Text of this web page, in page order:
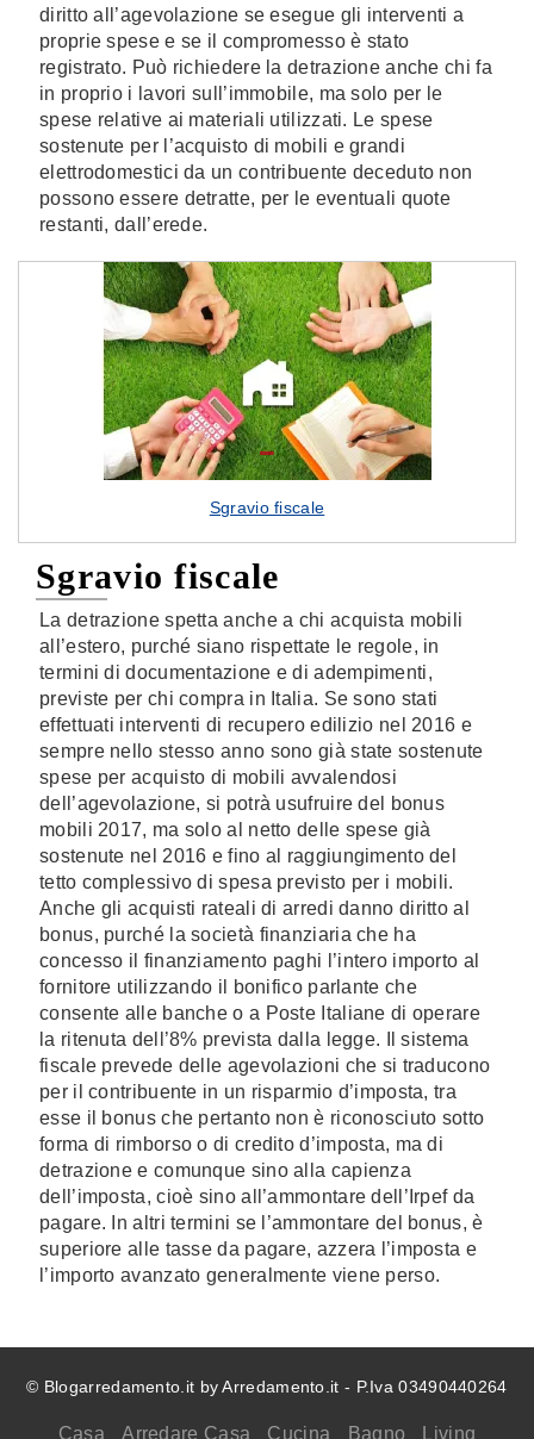
diritto all’agevolazione se esegue gli interventi a
proprie spese e se il compromesso è stato
registrato. Può richiedere la detrazione anche chi fa
in proprio i lavori sull’immobile, ma solo per le
spese relative ai materiali utilizzati. Le spese
sostenute per l’acquisto di mobili e grandi
elettrodomestici da un contribuente deceduto non
possono essere detratte, per le eventuali quote
restanti, dall’erede.
Sgravio fiscale
Sgravio fiscale
La detrazione spetta anche a chi acquista mobili
all’estero, purché siano rispettate le regole, in
termini di documentazione e di adempimenti,
previste per chi compra in Italia. Se sono stati
effettuati interventi di recupero edilizio nel 2016 e
sempre nello stesso anno sono già state sostenute
spese per acquisto di mobili avvalendosi
dell’agevolazione, si potrà usufruire del bonus
mobili 2017, ma solo al netto delle spese già
sostenute nel 2016 e fino al raggiungimento del
tetto complessivo di spesa previsto per i mobili.
Anche gli acquisti rateali di arredi danno diritto al
bonus, purché la società finanziaria che ha
concesso il finanziamento paghi l’intero importo al
fornitore utilizzando il bonifico parlante che
consente alle banche o a Poste Italiane di operare
la ritenuta dell’8% prevista dalla legge. Il sistema
fiscale prevede delle agevolazioni che si traducono
per il contribuente in un risparmio d’imposta, tra
esse il bonus che pertanto non è riconosciuto sotto
forma di rimborso o di credito d’imposta, ma di
detrazione e comunque sino alla capienza
dell’imposta, cioè sino all’ammontare dell’Irpef da
pagare. In altri termini se l’ammontare del bonus, è
superiore alle tasse da pagare, azzera l’imposta e
l’importo avanzato generalmente viene perso.
© Blogarredamento.it by Arredamento.it - P.Iva 03490440264
Casa Arredare Casa Cucina Bagno Living